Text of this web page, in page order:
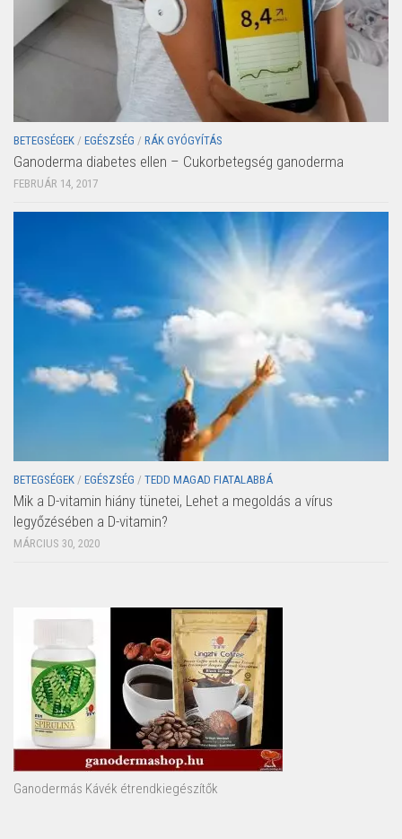
BETEGSÉGEK / EGÉSZSÉG / RÁK GYÓGYÍTÁS
Ganoderma diabetes ellen – Cukorbetegség ganoderma
FEBRUÁR 14, 2017
BETEGSÉGEK / EGÉSZSÉG / TEDD MAGAD FIATALABBÁ
Mik a D-vitamin hiány tünetei, Lehet a megoldás a vírus
legyőzésében a D-vitamin?
MÁRCIUS 30, 2020
Ganodermás Kávék étrendkiegészítők